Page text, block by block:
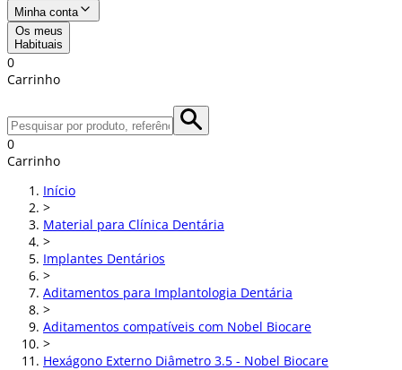
Minha conta
Os meus
Habituais
0
Carrinho
0
Carrinho
Início
>
Material para Clínica Dentária
>
Implantes Dentários
>
Aditamentos para Implantologia Dentária
>
Aditamentos compatíveis com Nobel Biocare
>
Hexágono Externo Diâmetro 3.5 - Nobel Biocare